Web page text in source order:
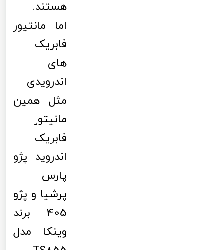
هستند.
اما مانتیور
فابریک
های
اندرویدی
مثل همین
مانیتور
فابریک
اندروید پژو
پارس
پرشیا و پژو
405 برند
وینکا مدل